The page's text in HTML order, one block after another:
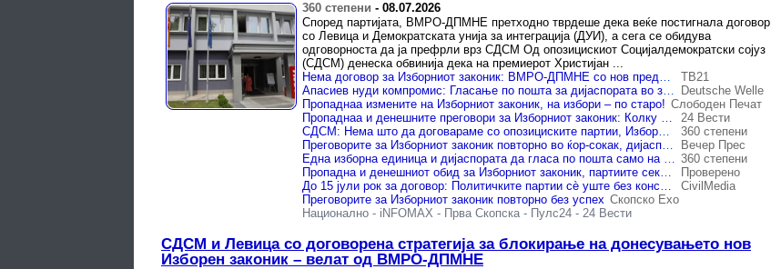
360 степени - 08.07.2026
Според партијата, ВМРО-ДПМНЕ претходно тврдеше дека веќе постигнала договор
со Левица и Демократската унија за интеграција (ДУИ), а сега се обидува
одговорноста да ја префрли врз СДСМ Од опозицискиот Социјалдемократски сојуз
(СДСМ) денеска обвинија дека на премиерот Христијан ...
Нема договор за Изборниот законик: ВМРО-ДПМНЕ со нов предлог – опозицијата да се договори, ќе прифатиме се
ТВ21
Апасиев нуди компромис: Гласање по пошта за дијаспората во замена за една изборна единица
Deutsche Welle
Пропаднаa измените на Изборниот законик, на избори – по старо! Слободен Печат
Пропаднаа и денешните преговори за Изборниот законик: Колку партии, толку желби
24 Вести
СДСМ: Нема што да договараме со опозициските партии, Изборниот законик е обврска на власта
360 степени
Преговорите за Изборниот законик повторно во ќор-сокак, дијаспората останува главен камен на сопнување
Вечер Прес
Една изборна единица и дијаспората да гласа по пошта само на претседателски избори – предлага Левица 360 степени
Пропадна и денешниот обид за Изборниот законик, партиите секој на свое
Проверено
До 15 јули рок за договор: Политичките партии сѐ уште без консензус за гласањето на дијаспората
CivilMedia
Преговорите за Изборниот законик повторно без успех Скопско Ехо
Национално - iNFOMAX - Прва Скопска - Пулс24 - 24 Вести
СДСМ и Левица со договорена стратегија за блокирање на донесувањето нов
Изборен законик – велат од ВМРО-ДПМНЕ